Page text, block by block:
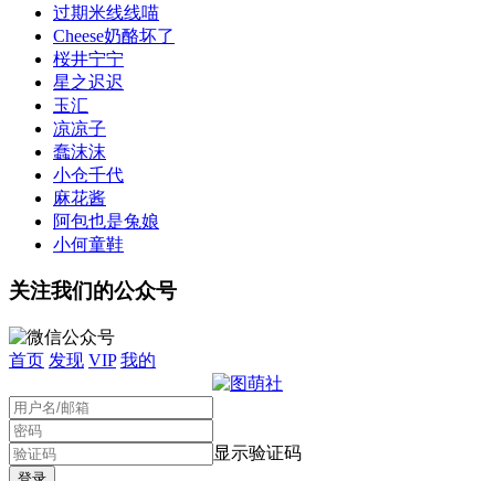
过期米线线喵
Cheese奶酪坏了
桜井宁宁
星之迟迟
玉汇
凉凉子
蠢沫沫
小仓千代
麻花酱
阿包也是兔娘
小何童鞋
关注我们的公众号
首页 发现 VIP 我的
显示验证码